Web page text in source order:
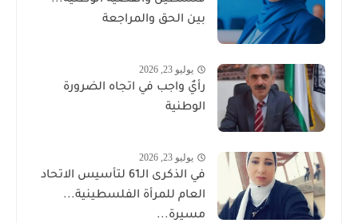
بين الحق والمراجعة
يوليو 23, 2026
رأيٌ واجب في اتجاه الضرورة
الوطنية
يوليو 23, 2026
في الذكرى الـ61 لتأسيس الاتحاد
العام للمرأة الفلسطينية...
مسيرة...